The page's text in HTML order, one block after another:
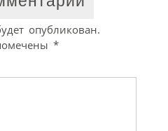
опубликован.
*